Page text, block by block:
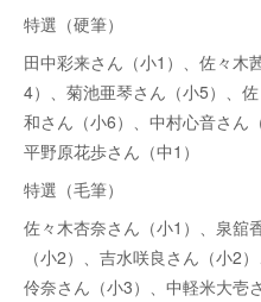
特選（硬筆）
田中彩来さん（小1）、佐々木
4）、菊池亜琴さん（小5）、
和さん（小6）、中村心音さん
平野原花歩さん（中1）
特選（毛筆）
佐々木杏奈さん（小1）、泉舘
（小2）、吉水咲良さん（小2
伶奈さん（小3）、中軽米大壱